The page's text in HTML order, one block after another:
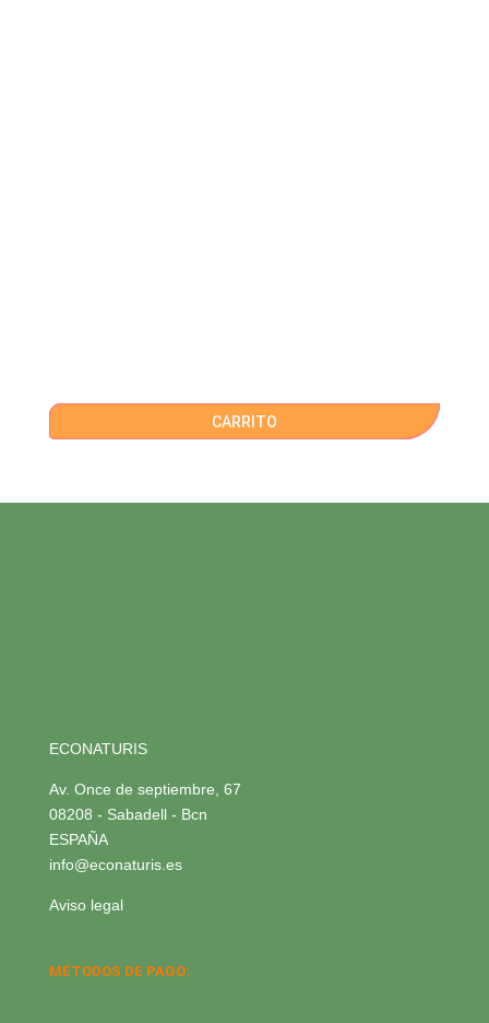
CARRITO
ECONATURIS
Av. Once de septiembre, 67
08208 - Sabadell - Bcn
ESPAÑA
info@econaturis.es
Aviso legal
MÉTODOS DE PAGO: